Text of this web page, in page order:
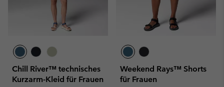
Chill River™ technisches
Kurzarm-Kleid für Frauen
Weekend Rays™ Shorts
für Frauen